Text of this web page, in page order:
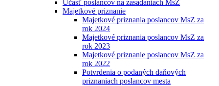
Účasť poslancov na zasadaniach MsZ
Majetkové priznanie
Majetkové priznania poslancov MsZ za
rok 2024
Majetkové priznania poslancov MsZ za
rok 2023
Majetkové priznanie poslancov MsZ za
rok 2022
Potvrdenia o podaných daňových
priznaniach poslancov mesta